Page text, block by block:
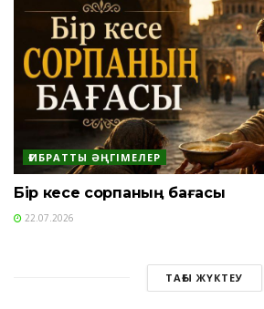
ҒИБРАТТЫ ӘҢГІМЕЛЕР
Бір кесе сорпаның бағасы
22.07.2026
ТАҒЫ ЖҮКТЕУ